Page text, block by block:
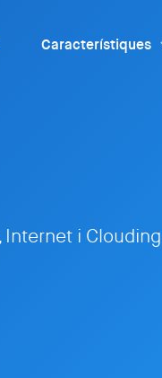
Característiques
Internet i Clouding